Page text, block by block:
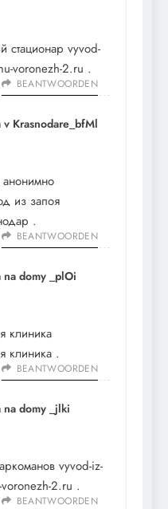
стационар vyvod-
voronezh-2.ru .
BEANTWOORDEN
Krasnodare_bfMl
из запоя
.
BEANTWOORDEN
domy _plOi
клиника
клиника .
BEANTWOORDEN
domy _jlki
vyvod-iz-
2.ru .
BEANTWOORDEN